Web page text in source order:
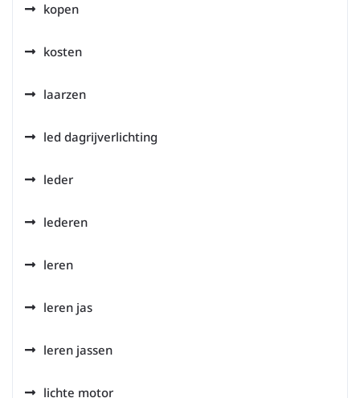
kopen
kosten
laarzen
led dagrijverlichting
leder
lederen
leren
leren jas
leren jassen
lichte motor